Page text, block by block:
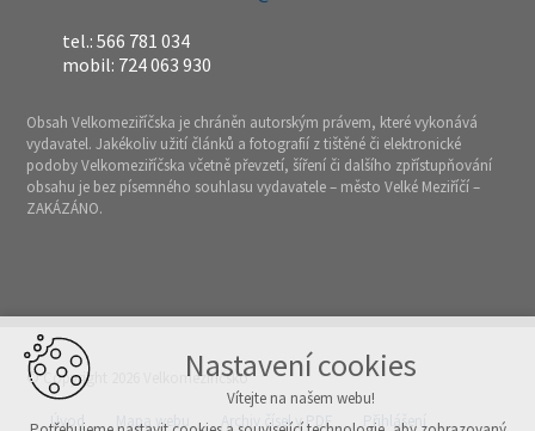
tel.: 566 781 034
mobil: 724 063 930
Obsah Velkomeziříčska je chráněn autorským právem, které vykonává
vydavatel. Jakékoliv užití článků a fotografií z tištěné či elektronické
podoby Velkomeziříčska včetně převzetí, šíření či dalšího zpřístupňování
obsahu je bez písemného souhlasu vydavatele – město Velké Meziříčí –
ZAKÁZÁNO.
© Copyright 2026 Velkomeziříčsko
Úvod Mapa webu Archiv čísel v PDF Přihlášení
Nastavení cookies
Vítejte na našem webu!